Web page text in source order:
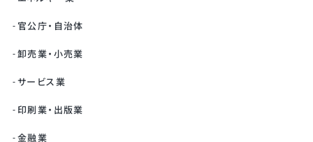
官公庁・自治体
卸売業・小売業
サービス業
印刷業・出版業
金融業